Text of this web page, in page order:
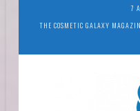
7
THE COSMETIC GALAXY